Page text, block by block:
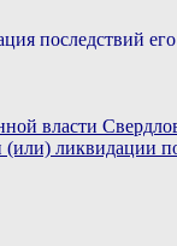
последствий
власти
ликвидации